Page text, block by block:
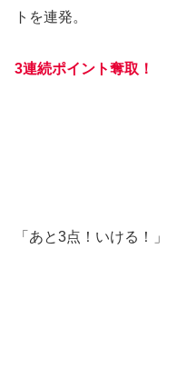
トを連発。
3連続ポイント奪取！
「あと3点！いける！」